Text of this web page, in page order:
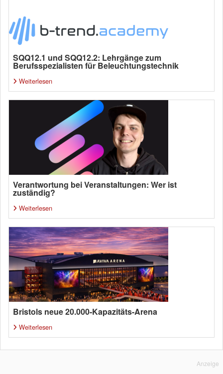
SQQ12.1 und SQQ12.2: Lehrgänge zum
Berufsspezialisten für Beleuchtungstechnik
Weiterlesen
Verantwortung bei Veranstaltungen: Wer ist
zuständig?
Weiterlesen
Bristols neue 20.000-Kapazitäts-Arena
Weiterlesen
Anzeige